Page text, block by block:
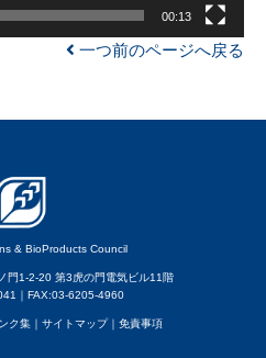
00:13
一つ前のページへ戻る
& BioProducts Council
門1-2-20 第3虎の門電気ビル11階
｜FAX:03-6205-4960
ク集 ｜ サイトマップ｜ 免責事項